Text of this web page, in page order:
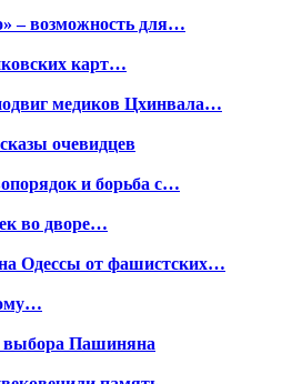
– возможность для…
карт…
медиков Цхинвала…
очевидцев
и борьба с…
во дворе…
Одессы от фашистских…
выбора Пашиняна